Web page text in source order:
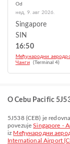
Od
нед, 9. авг 2026.
Singapore
SIN
16:50
Међународни
Чанги
(Terminal 4)
O Cebu Pacific
5J538(CEB) je
povezujeSingapore -
iz Међународни
International Airport